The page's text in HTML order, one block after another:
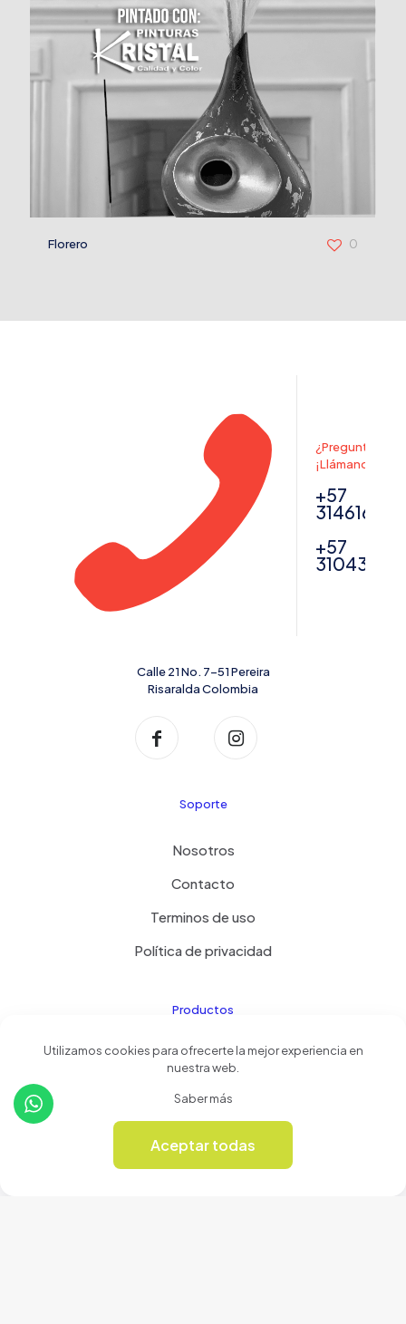
Florero 0
¿Preguntas? ,
¡Llámanos!
+57
+57
Calle 21 No. 7-51 Pereira
Risaralda Colombia
Soporte
Nosotros
Contacto
Terminos de uso
Política de privacidad
Productos
Tienda
Revista Online
Utilizamos cookies para ofrecerte la mejor experiencia en
nuestra web.
Saber más
Aceptar todas